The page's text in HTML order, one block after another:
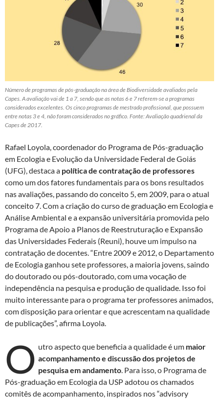
Número de programas de pós-graduação na área de Biodiversidade avaliados pela
Capes. A avaliação vai de 1 a 7, sendo que as notas 6 e 7 referem-se a programas
considerados excelentes. Os cinco programas de mestrado profissional, que possuem
entre notas 3 e 4, não foram considerados no gráfico. Fonte: Avaliação quadrienal da
Capes de 2017.
Rafael Loyola, coordenador do Programa de Pós-graduação
em Ecologia e Evolução da Universidade Federal de Goiás
(UFG), destaca a política de contratação de professores
como um dos fatores fundamentais para os bons resultados
nas avaliações, passando do conceito 5, em 2009, para o atual
conceito 7. Com a criação do curso de graduação em Ecologia e
Análise Ambiental e a expansão universitária promovida pelo
Programa de Apoio a Planos de Reestruturação e Expansão
das Universidades Federais (Reuni), houve um impulso na
contratação de docentes. “Entre 2009 e 2012, o Departamento
de Ecologia ganhou sete professores, a maioria jovens, saindo
do doutorado ou pós-doutorado, com uma vocação de
independência na pesquisa e produção de qualidade. Isso foi
muito interessante para o programa ter professores animados,
com disposição para orientar e que acrescentam na qualidade
de publicações”, afirma Loyola.
O utro aspecto que beneficia a qualidade é um maior
acompanhamento e discussão dos projetos de
pesquisa em andamento. Para isso, o Programa de
Pós-graduação em Ecologia da USP adotou os chamados
comitês de acompanhamento, inspirados nos “advisory